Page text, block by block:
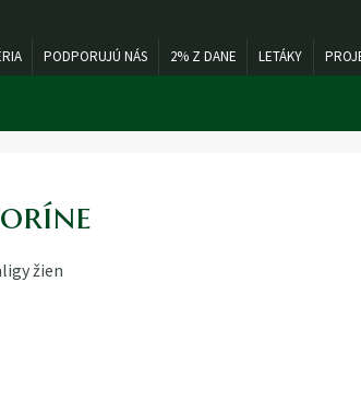
PODPORUJÚ NÁS 2% Z DANE LETÁKY
žien